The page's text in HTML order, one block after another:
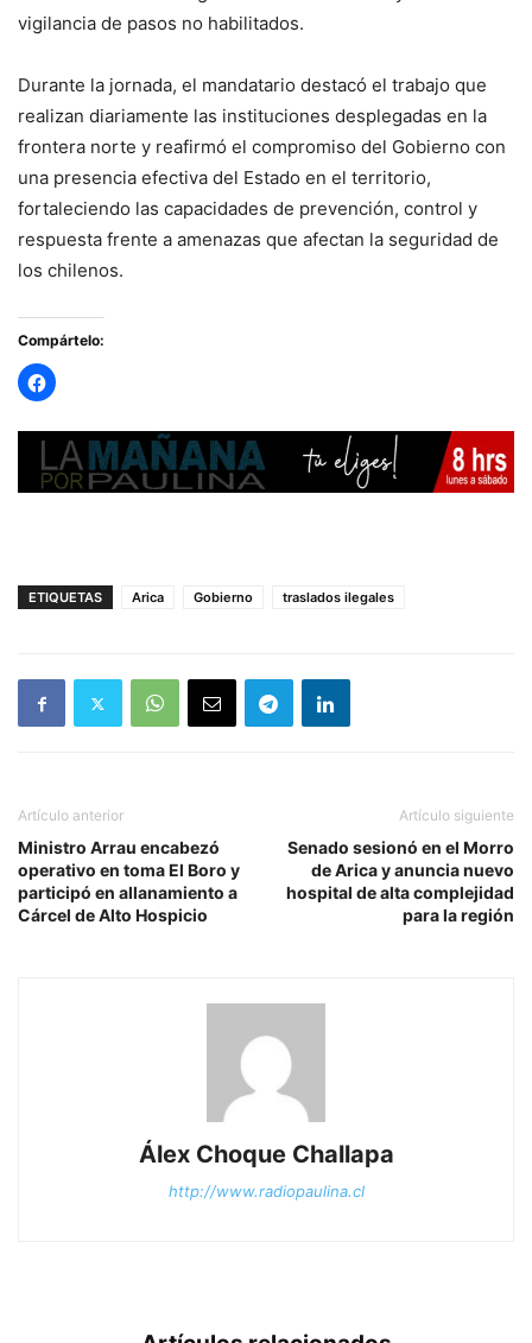
vigilancia de pasos no habilitados.
Durante la jornada, el mandatario destacó el trabajo que
realizan diariamente las instituciones desplegadas en la
frontera norte y reafirmó el compromiso del Gobierno con
una presencia efectiva del Estado en el territorio,
fortaleciendo las capacidades de prevención, control y
respuesta frente a amenazas que afectan la seguridad de
los chilenos.
Compártelo:
ETIQUETAS Arica Gobierno traslados ilegales
Artículo anterior
Ministro Arrau encabezó
operativo en toma El Boro y
participó en allanamiento a
Cárcel de Alto Hospicio
Artículo siguiente
Senado sesionó en el Morro
de Arica y anuncia nuevo
hospital de alta complejidad
para la región
Álex Choque Challapa
http://www.radiopaulina.cl